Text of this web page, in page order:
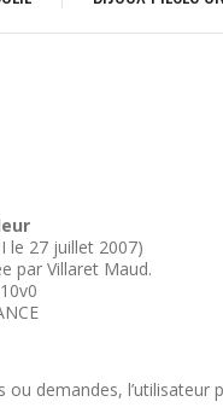
le 27 juillet 2007)
par Villaret Maud.
demandes, l’utilisateur